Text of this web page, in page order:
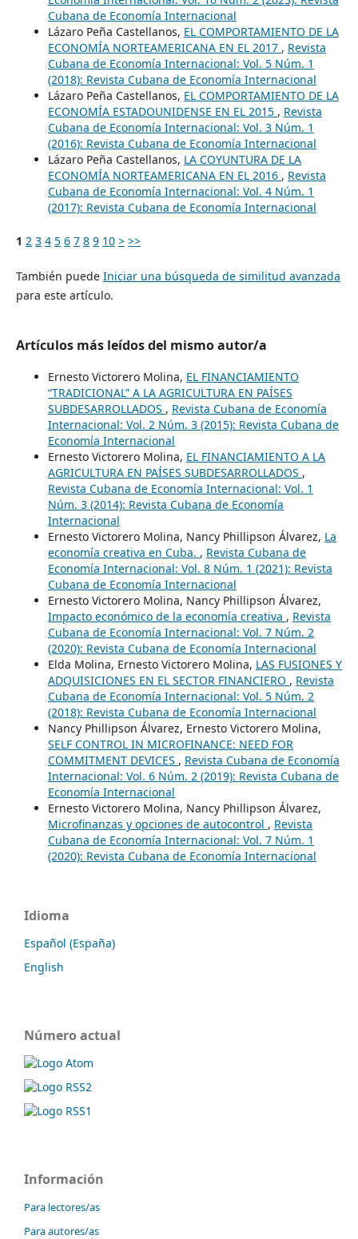
Cubana de Economía Internacional
Lázaro Peña Castellanos, EL COMPORTAMIENTO DE LA
ECONOMÍA NORTEAMERICANA EN EL 2017 , Revista
Cubana de Economía Internacional: Vol. 5 Núm. 1
(2018): Revista Cubana de Economía Internacional
Lázaro Peña Castellanos, EL COMPORTAMIENTO DE LA
ECONOMÍA ESTADOUNIDENSE EN EL 2015 , Revista
Cubana de Economía Internacional: Vol. 3 Núm. 1
(2016): Revista Cubana de Economía Internacional
Lázaro Peña Castellanos, LA COYUNTURA DE LA
ECONOMÍA NORTEAMERICANA EN EL 2016 , Revista
Cubana de Economía Internacional: Vol. 4 Núm. 1
(2017): Revista Cubana de Economía Internacional
1 2 3 4 5 6 7 8 9 10 > >>
También puede Iniciar una búsqueda de similitud avanzada
para este artículo.
Artículos más leídos del mismo autor/a
Ernesto Victorero Molina, EL FINANCIAMIENTO
“TRADICIONAL” A LA AGRICULTURA EN PAÍSES
SUBDESARROLLADOS , Revista Cubana de Economía
Internacional: Vol. 2 Núm. 3 (2015): Revista Cubana de
Economía Internacional
Ernesto Victorero Molina, EL FINANCIAMIENTO A LA
AGRICULTURA EN PAÍSES SUBDESARROLLADOS ,
Revista Cubana de Economía Internacional: Vol. 1
Núm. 3 (2014): Revista Cubana de Economía
Internacional
Ernesto Victorero Molina, Nancy Phillipson Álvarez, La
economía creativa en Cuba. , Revista Cubana de
Economía Internacional: Vol. 8 Núm. 1 (2021): Revista
Cubana de Economía Internacional
Ernesto Victorero Molina, Nancy Phillipson Álvarez,
Impacto económico de la economía creativa , Revista
Cubana de Economía Internacional: Vol. 7 Núm. 2
(2020): Revista Cubana de Economía Internacional
Elda Molina, Ernesto Victorero Molina, LAS FUSIONES Y
ADQUISICIONES EN EL SECTOR FINANCIERO , Revista
Cubana de Economía Internacional: Vol. 5 Núm. 2
(2018): Revista Cubana de Economía Internacional
Nancy Phillipson Álvarez, Ernesto Victorero Molina,
SELF CONTROL IN MICROFINANCE: NEED FOR
COMMITMENT DEVICES , Revista Cubana de Economía
Internacional: Vol. 6 Núm. 2 (2019): Revista Cubana de
Economía Internacional
Ernesto Victorero Molina, Nancy Phillipson Álvarez,
Microfinanzas y opciones de autocontrol , Revista
Cubana de Economía Internacional: Vol. 7 Núm. 1
(2020): Revista Cubana de Economía Internacional
Idioma
Español (España)
English
Número actual
Información
Para lectores/as
Para autores/as